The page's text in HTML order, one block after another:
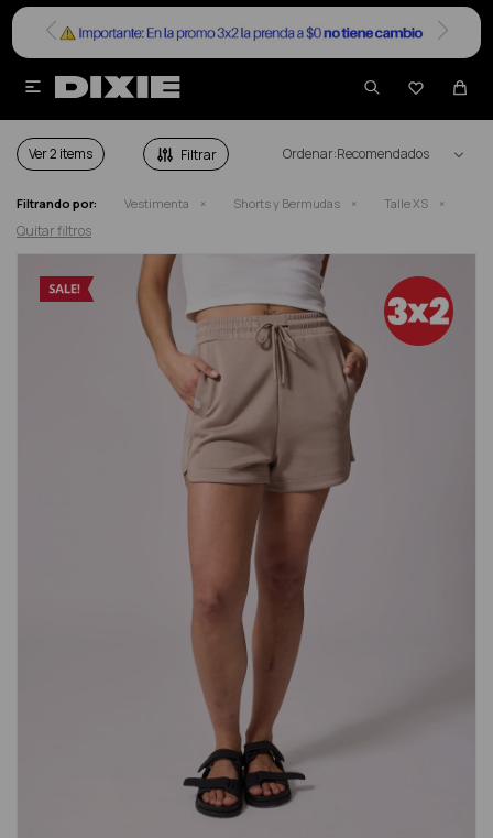


SHORTS Y BERMUDAS DAMA TALLE XS
Ver Recomendados
Filtrando por: Vestimenta Shorts y Bermudas Talle XS
Quitar filtros